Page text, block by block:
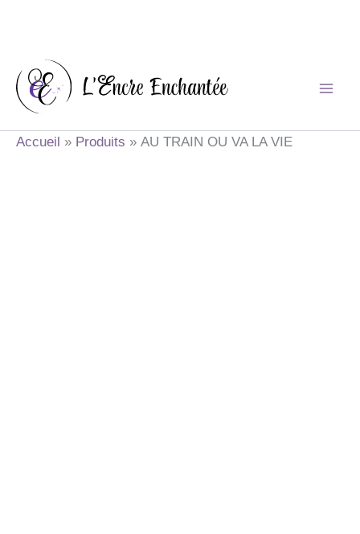
contenu
Accueil Produits AU TRAIN OU VA LA VIE